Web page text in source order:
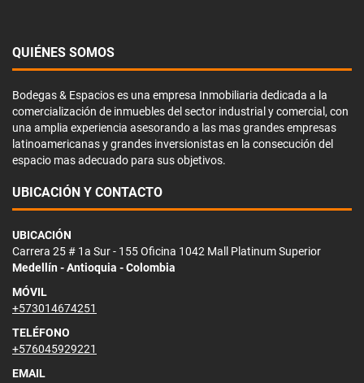
QUIÉNES SOMOS
Bodegas & Espacios es una empresa Inmobiliaria dedicada a la
comercialización de inmuebles del sector industrial y comercial, con
una amplia experiencia asesorando a las mas grandes empresas
latinoamericanas y grandes inversionistas en la consecución del
espacio mas adecuado para sus objetivos.
UBICACIÓN Y CONTACTO
UBICACIÓN
Carrera 25 # 1a Sur - 155 Oficina 1042 Mall Platinum Superior
Medellín - Antioquia - Colombia
MÓVIL
+573014674251
TELÉFONO
+576045929221
EMAIL